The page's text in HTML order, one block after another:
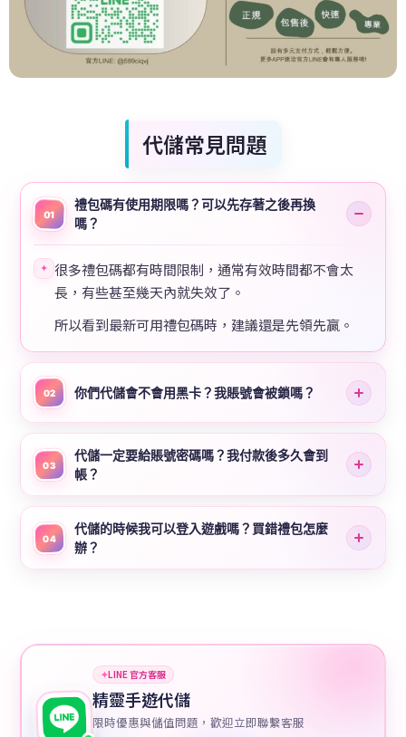
代儲常見問題
01
禮包碼有使用期限嗎？可以先存著之後再換
嗎？
✦ 很多禮包碼都有時間限制，通常有效時間都不會太
長，有些甚至幾天內就失效了。
所以看到最新可用禮包碼時，建議還是先領先贏。
02 你們代儲會不會用黑卡？我賬號會被鎖嗎？
03
代儲一定要給賬號密碼嗎？我付款後多久會到
帳？
04
代儲的時候我可以登入遊戲嗎？買錯禮包怎麼
辦？
✦LINE 官方客服
精靈手遊代儲
限時優惠與儲值問題，歡迎立即聯繫客服